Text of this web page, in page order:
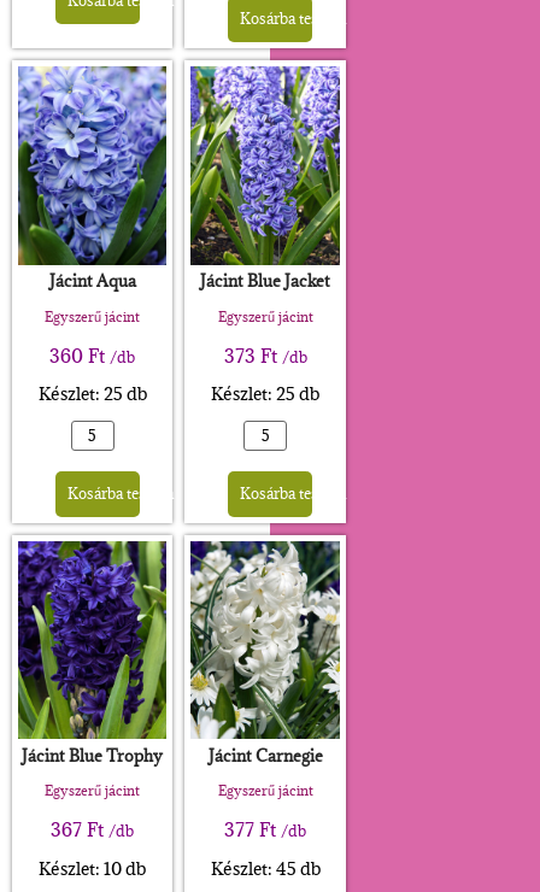
Kosárba teszem
Jácint Aqua
Egyszerű jácint
360Ft /db
Készlet: 25 db
Kosárba teszem
Alternative:
Jácint Blue Jacket
Egyszerű jácint
373 Ft /db
Készlet: 25 db
Kosárba teszem
Jácint Blue Trophy
Egyszerű jácint
367Ft /db
Készlet: 10 db
Jácint Carnegie
Egyszerű jácint
377Ft /db
Készlet: 45 db